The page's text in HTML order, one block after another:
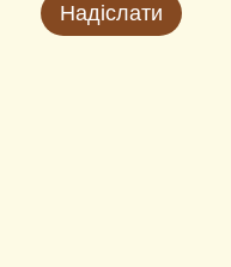
Надіслати